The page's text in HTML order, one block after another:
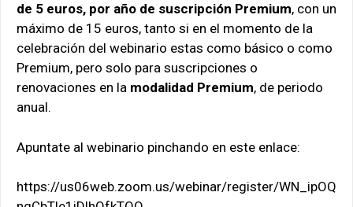
de 5 euros, por año de suscripción Premium, con un
máximo de 15 euros, tanto si en el momento de la
celebración del webinario estas como básico o como
Premium, pero solo para suscripciones o
renovaciones en la modalidad Premium, de periodo
anual.
Apuntate al webinario pinchando en este enlace:
https://us06web.zoom.us/webinar/register/WN_ipOQ